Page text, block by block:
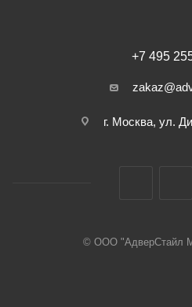
+7 495
г. Москва, ул.
© ООО "АдверСтайл